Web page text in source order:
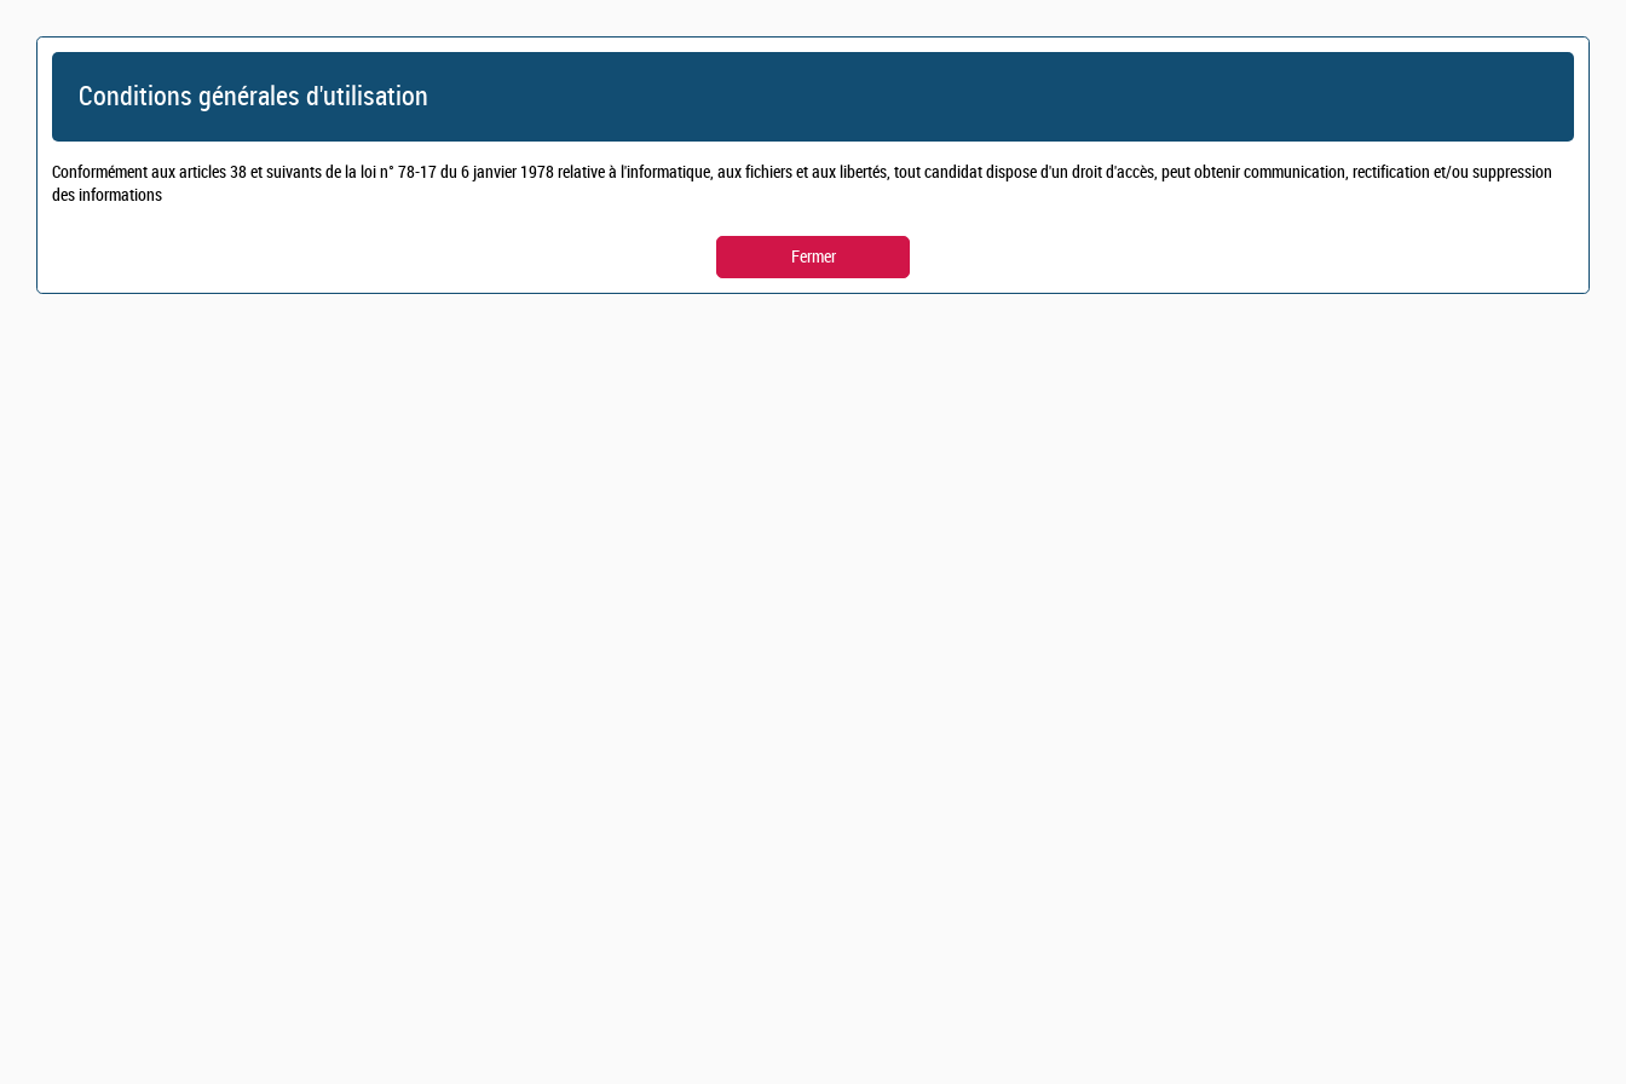
Conditions générales d'utilisation
Conformément aux articles 38 et suivants de la loi n° 78-17 du 6 janvier 1978 relative à l'informatique, aux fichiers et aux libertés, tout candidat dispose d'un droit d'accès, peut obtenir communication, rectification et/ou suppression
des informations